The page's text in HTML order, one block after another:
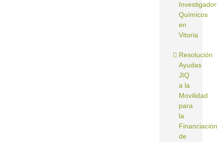
Químicos
en
Vitoria
Resolución
Ayudas
JIQ
a la
Movilidad
para
la
Financiación
de